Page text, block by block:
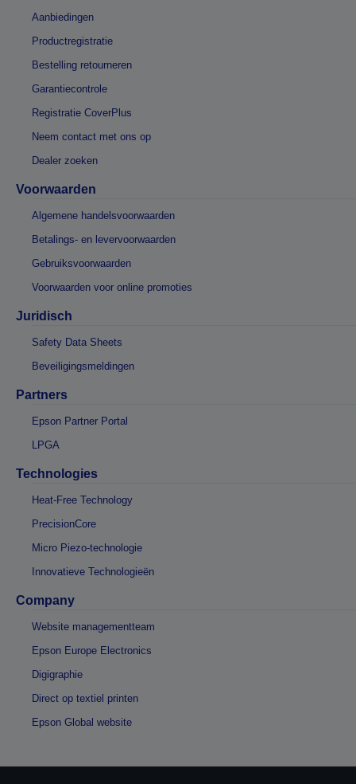
Aanbiedingen
Productregistratie
Bestelling retourneren
Garantiecontrole
Registratie CoverPlus
Neem contact met ons op
Dealer zoeken
Voorwaarden
Algemene handelsvoorwaarden
Betalings- en levervoorwaarden
Gebruiksvoorwaarden
Voorwaarden voor online promoties
Juridisch
Safety Data Sheets
Beveiligingsmeldingen
Partners
Epson Partner Portal
LPGA
Technologies
Heat-Free Technology
PrecisionCore
Micro Piezo-technologie
Innovatieve Technologieën
Company
Website managementteam
Epson Europe Electronics
Digigraphie
Direct op textiel printen
Epson Global website